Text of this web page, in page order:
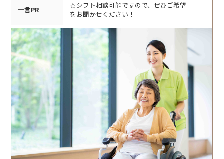
一言PR
☆シフト相談可能ですので、ぜひご希望
をお聞かせください！